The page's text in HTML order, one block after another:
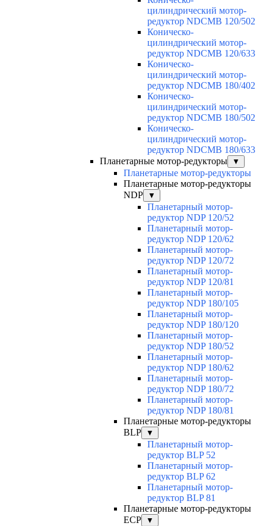
цилиндрический мотор-
редуктор NDCMB 120/502
Коническо-
цилиндрический мотор-
редуктор NDCMB 120/633
Коническо-
цилиндрический мотор-
редуктор NDCMB 180/402
Коническо-
цилиндрический мотор-
редуктор NDCMB 180/502
Коническо-
цилиндрический мотор-
редуктор NDCMB 180/633
Планетарные мотор-редукторы
▼
Планетарные мотор-редукторы
Планетарные мотор-редукторы
NDP
▼
Планетарный мотор-
редуктор NDP 120/52
Планетарный мотор-
редуктор NDP 120/62
Планетарный мотор-
редуктор NDP 120/72
Планетарный мотор-
редуктор NDP 120/81
Планетарный мотор-
редуктор NDP 180/105
Планетарный мотор-
редуктор NDP 180/120
Планетарный мотор-
редуктор NDP 180/52
Планетарный мотор-
редуктор NDP 180/62
Планетарный мотор-
редуктор NDP 180/72
Планетарный мотор-
редуктор NDP 180/81
Планетарные мотор-редукторы
BLP
▼
Планетарный мотор-
редуктор BLP 52
Планетарный мотор-
редуктор BLP 62
Планетарный мотор-
редуктор BLP 81
Планетарные мотор-редукторы
ECP
▼